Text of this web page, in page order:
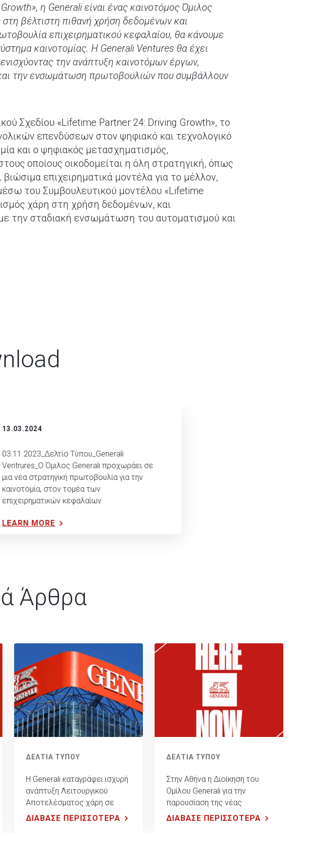
η Generali είναι ένας καινοτόμος Όμιλος
βέλτιστη πιθανή χρήση δεδομένων και
επιχειρηματικού κεφαλαίου, θα κάνουμε
καινοτομίας. Η Generali Ventures θα έχει
την ανάπτυξη καινοτόμων έργων,
την ενσωμάτωση πρωτοβουλιών που συμβάλλουν
Σχεδίου «Lifetime Partner 24: Driving Growth», το
επενδύσεων στον ψηφιακό και τεχνολογικό
και ο ψηφιακός μετασχηματισμός,
οποίους οικοδομείται η όλη στρατηγική, όπως
επιχειρηματικά μοντέλα για το μέλλον,
του Συμβουλευτικού μοντέλου «Lifetime
χάρη στη χρήση δεδομένων, και
την σταδιακή ενσωμάτωση του αυτοματισμού και
13.03.2024
03.11.2023_Δελτίο Τύπου_Generali
Ventrures_Ο Όμιλος Generali προχωράει σε
μια νέα στρατηγική πρωτοβουλία για την
καινοτομία, στον τομέα των
επιχειρηματικών κεφαλαίων
LEARN MORE
Άρθρα
ΔΕΛΤΙΑ ΤΥΠΟΥ
Η Generali καταγράφει ισχυρή
ανάπτυξη Λειτουργικού
Αποτελέσματος χάρη σε
όλους τους επιχειρηματικούς
ΔΙΑΒΑΣΕ ΠΕΡΙΣΣΟΤΕΡΑ
ΔΕΛΤΙΑ ΤΥΠΟΥ
Στην Αθήνα η Διοίκηση του
Ομίλου Generali για την
παρουσίαση της νέας
στρατηγικής Lifetime Partner
ΔΙΑΒΑΣΕ ΠΕΡΙΣΣΟΤΕΡΑ